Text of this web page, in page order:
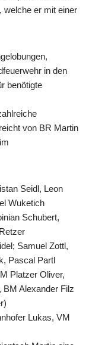
welche er mit einer
in den
benötigte
von BR Martin
Seidl, Leon
Wuketich
Schubert,
Samuel Zottl,
Pascal Partl
Platzer Oliver,
Alexander Filz
Lukas, VM